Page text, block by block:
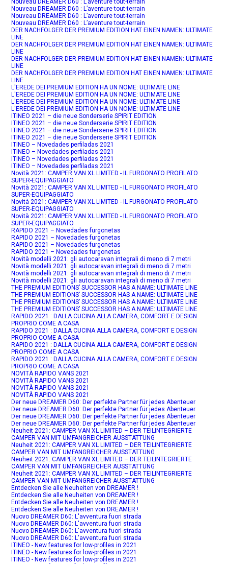
Nouveau DREAMER D60 : L’aventure tout-terrain
Nouveau DREAMER D60 : L’aventure tout-terrain
Nouveau DREAMER D60 : L’aventure tout-terrain
DER NACHFOLGER DER PREMIUM EDITION HAT EINEN NAMEN: ULTIMATE
LINE
DER NACHFOLGER DER PREMIUM EDITION HAT EINEN NAMEN: ULTIMATE
LINE
DER NACHFOLGER DER PREMIUM EDITION HAT EINEN NAMEN: ULTIMATE
LINE
DER NACHFOLGER DER PREMIUM EDITION HAT EINEN NAMEN: ULTIMATE
LINE
L'EREDE DEI PREMIUM EDITION HA UN NOME: ULTIMATE LINE
L'EREDE DEI PREMIUM EDITION HA UN NOME: ULTIMATE LINE
L'EREDE DEI PREMIUM EDITION HA UN NOME: ULTIMATE LINE
L'EREDE DEI PREMIUM EDITION HA UN NOME: ULTIMATE LINE
ITINEO 2021 – die neue Sonderserie SPIRIT EDITION
ITINEO 2021 – die neue Sonderserie SPIRIT EDITION
ITINEO 2021 – die neue Sonderserie SPIRIT EDITION
ITINEO 2021 – die neue Sonderserie SPIRIT EDITION
ITINEO – Novedades perfiladas 2021
ITINEO – Novedades perfiladas 2021
ITINEO – Novedades perfiladas 2021
ITINEO – Novedades perfiladas 2021
Novità 2021: CAMPER VAN XL LIMITED - IL FURGONATO PROFILATO
SUPER-EQUIPAGGIATO
Novità 2021: CAMPER VAN XL LIMITED - IL FURGONATO PROFILATO
SUPER-EQUIPAGGIATO
Novità 2021: CAMPER VAN XL LIMITED - IL FURGONATO PROFILATO
SUPER-EQUIPAGGIATO
Novità 2021: CAMPER VAN XL LIMITED - IL FURGONATO PROFILATO
SUPER-EQUIPAGGIATO
RAPIDO 2021 – Novedades furgonetas
RAPIDO 2021 – Novedades furgonetas
RAPIDO 2021 – Novedades furgonetas
RAPIDO 2021 – Novedades furgonetas
Novità modelli 2021: gli autocaravan integrali di meno di 7 metri
Novità modelli 2021: gli autocaravan integrali di meno di 7 metri
Novità modelli 2021: gli autocaravan integrali di meno di 7 metri
Novità modelli 2021: gli autocaravan integrali di meno di 7 metri
THE PREMIUM EDITIONS’ SUCCESSOR HAS A NAME: ULTIMATE LINE
THE PREMIUM EDITIONS’ SUCCESSOR HAS A NAME: ULTIMATE LINE
THE PREMIUM EDITIONS’ SUCCESSOR HAS A NAME: ULTIMATE LINE
THE PREMIUM EDITIONS’ SUCCESSOR HAS A NAME: ULTIMATE LINE
RAPIDO 2021 : DALLA CUCINA ALLA CAMERA, COMFORT E DESIGN
PROPRIO COME A CASA
RAPIDO 2021 : DALLA CUCINA ALLA CAMERA, COMFORT E DESIGN
PROPRIO COME A CASA
RAPIDO 2021 : DALLA CUCINA ALLA CAMERA, COMFORT E DESIGN
PROPRIO COME A CASA
RAPIDO 2021 : DALLA CUCINA ALLA CAMERA, COMFORT E DESIGN
PROPRIO COME A CASA
NOVITÀ RAPIDO VANS 2021
NOVITÀ RAPIDO VANS 2021
NOVITÀ RAPIDO VANS 2021
NOVITÀ RAPIDO VANS 2021
Der neue DREAMER D60: Der perfekte Partner für jedes Abenteuer
Der neue DREAMER D60: Der perfekte Partner für jedes Abenteuer
Der neue DREAMER D60: Der perfekte Partner für jedes Abenteuer
Der neue DREAMER D60: Der perfekte Partner für jedes Abenteuer
Neuheit 2021: CAMPER VAN XL LIMITED – DER TEILINTEGRIERTE
CAMPER VAN MIT UMFANGREICHER AUSSTATTUNG
Neuheit 2021: CAMPER VAN XL LIMITED – DER TEILINTEGRIERTE
CAMPER VAN MIT UMFANGREICHER AUSSTATTUNG
Neuheit 2021: CAMPER VAN XL LIMITED – DER TEILINTEGRIERTE
CAMPER VAN MIT UMFANGREICHER AUSSTATTUNG
Neuheit 2021: CAMPER VAN XL LIMITED – DER TEILINTEGRIERTE
CAMPER VAN MIT UMFANGREICHER AUSSTATTUNG
Entdecken Sie alle Neuheiten von DREAMER !
Entdecken Sie alle Neuheiten von DREAMER !
Entdecken Sie alle Neuheiten von DREAMER !
Entdecken Sie alle Neuheiten von DREAMER !
Nuovo DREAMER D60: L'avventura fuori strada
Nuovo DREAMER D60: L'avventura fuori strada
Nuovo DREAMER D60: L'avventura fuori strada
Nuovo DREAMER D60: L'avventura fuori strada
ITINEO - New features for low-profiles in 2021
ITINEO - New features for low-profiles in 2021
ITINEO - New features for low-profiles in 2021